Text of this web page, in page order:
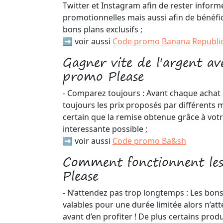
Twitter et Instagram afin de rester
promotionnelles mais aussi afin de
bons plans exclusifs ;
➡️ voir aussi Code promo Banana
Gagner vite de l'argent
promo Please
- Comparez toujours : Avant chaque
toujours les prix proposés par différents
certain que la remise obtenue grâce à
interessante possible ;
➡️ voir aussi Code promo Ba&sh
Comment fonctionnent
Please
- N’attendez pas trop longtemps : Les
valables pour une durée limitée alors
avant d’en profiter ! De plus certains